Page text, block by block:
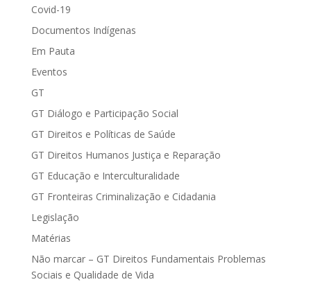
Covid-19
Documentos Indígenas
Em Pauta
Eventos
GT
GT Diálogo e Participação Social
GT Direitos e Políticas de Saúde
GT Direitos Humanos Justiça e Reparação
GT Educação e Interculturalidade
GT Fronteiras Criminalização e Cidadania
Legislação
Matérias
Não marcar – GT Direitos Fundamentais Problemas
Sociais e Qualidade de Vida